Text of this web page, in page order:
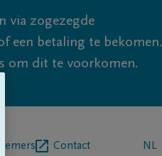
via zogezegde
een betaling te bekomen.
om dit te voorkomen.
Contact NL